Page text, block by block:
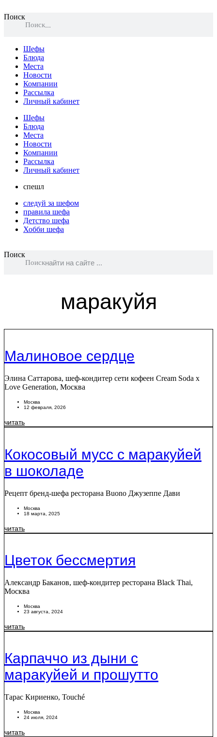
Поиск
Поиск
Шефы
Блюда
Места
Новости
Компании
Рассылка
Личный кабинет
Шефы
Блюда
Места
Новости
Компании
Рассылка
Личный кабинет
спешл
следуй за шефом
правила шефа
Детство шефа
Хобби шефа
Поиск
Поиск
маракуйя
Малиновое сердце
Элина Саттарова, шеф-кондитер сети кофеен Cream Soda x
Love Generation, Москва
Москва
12 февраля, 2026
читать
Кокосовый мусс с маракуйей
в шоколаде
Рецепт бренд-шефа ресторана Buono Джузеппе Дави
Москва
18 марта, 2025
читать
Цветок бессмертия
Александр Баканов, шеф-кондитер ресторана Black Thai,
Москва
Москва
23 августа, 2024
читать
Карпаччо из дыни с
маракуйей и прошутто
Тарас Кириенко, Touché
Москва
24 июля, 2024
читать